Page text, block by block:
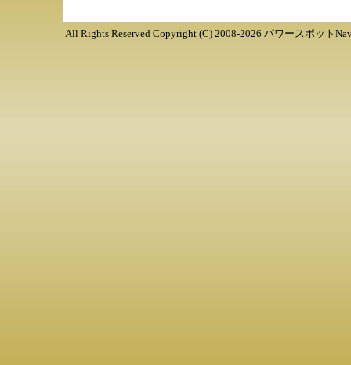
All Rights Reserved Copyright (C) 2008-2026 パワースポット